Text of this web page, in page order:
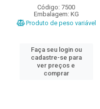
Código: 7500
Embalagem: KG
Produto de peso variável
Faça seu login ou
cadastre-se para
ver preços e
comprar